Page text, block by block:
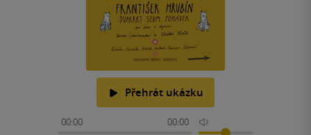
Přehrát ukázku
00:00 00:00